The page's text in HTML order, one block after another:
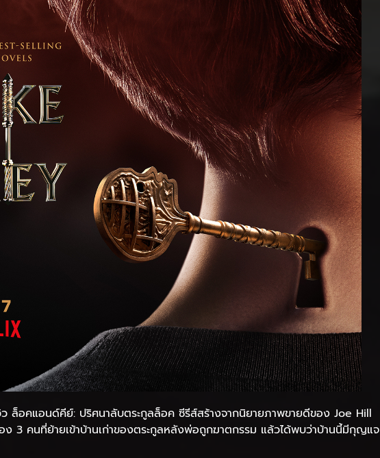
ล็อคแอนด์คีย์: ปริศนาลับตระกูลล็อค ซีรีส์สร้างจากนิยายภาพขายดีของ Joe Hill
3 คนที่ย้ายเข้าบ้านเก่าของตระกูลหลังพ่อถูกฆาตกรรม แล้วได้พบว่าบ้านนี้มีกุญแจ